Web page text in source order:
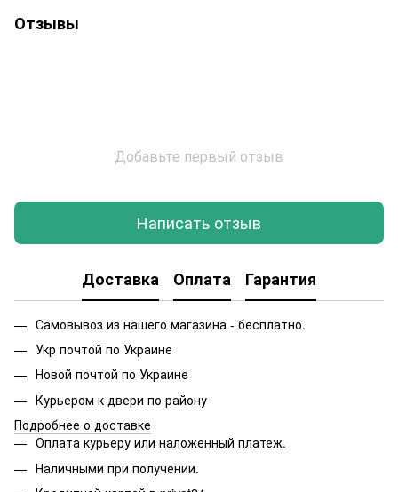
Отзывы
Добавьте первый отзыв
Написать отзыв
Доставка Оплата Гарантия
Самовывоз из нашего магазина - бесплатно.
Укр почтой по Украине
Новой почтой по Украине
Курьером к двери по району
Подробнее о доставке
Оплата курьеру или наложенный платеж.
Наличными при получении.